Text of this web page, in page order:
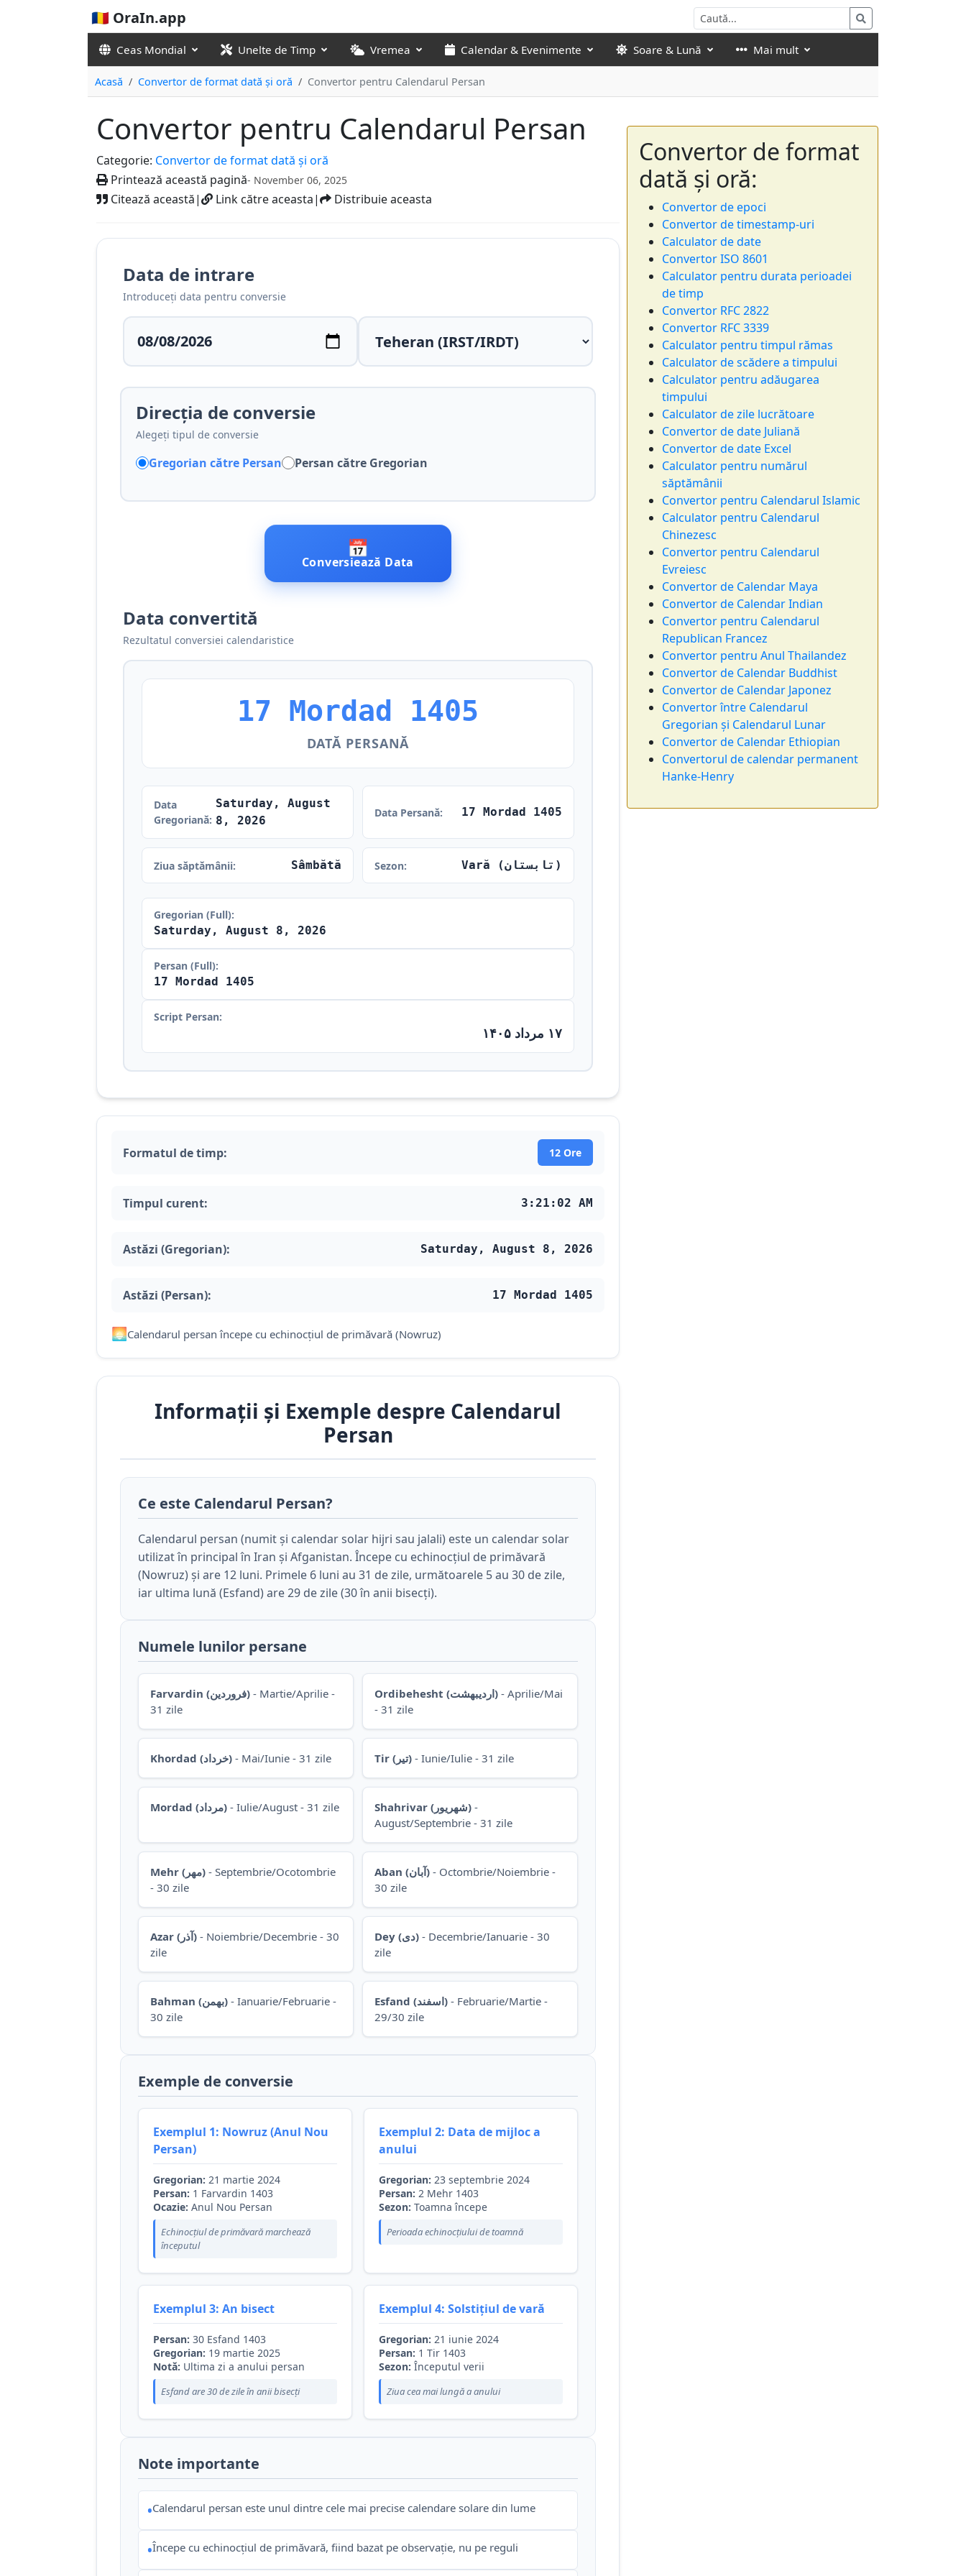
🇷🇴 OraIn.app
Ceas Mondial Unelte de Timp Vremea Calendar & Evenimente Soare & Lună Mai mult
Acasă Convertor de format dată și oră Convertor pentru Calendarul Persan
Convertor pentru Calendarul Persan
Categorie: Convertor de format dată și oră
Printează această pagină- November 06, 2025
Citează această| Link către aceasta| Distribuie aceasta
Data de intrare
Introduceți data pentru conversie
Direcția de conversie
Alegeți tipul de conversie
Gregorian către Persan Persan către Gregorian
📅
Conversiează Data
Data convertită
Rezultatul conversiei calendaristice
17 Mordad 1405
DATĂ PERSANĂ
Data
Gregoriană:
Saturday, August
8, 2026
Data Persană: 17 Mordad 1405
Ziua săptămânii: Sâmbătă Sezon: Vară (تابستان)
Gregorian (Full):
Saturday, August 8, 2026
Persan (Full):
17 Mordad 1405
Script Persan:
۱۷ مرداد ۱۴۰۵
Formatul de timp: 12 Ore
Timpul curent: 3:21:03 AM
Astăzi (Gregorian): Saturday, August 8, 2026
Astăzi (Persan): 17 Mordad 1405
🌅Calendarul persan începe cu echinocțiul de primăvară (Nowruz)
Informații și Exemple despre Calendarul
Persan
Ce este Calendarul Persan?
Calendarul persan (numit și calendar solar hijri sau jalali) este un calendar solar
utilizat în principal în Iran și Afganistan. Începe cu echinocțiul de primăvară
(Nowruz) și are 12 luni. Primele 6 luni au 31 de zile, următoarele 5 au 30 de zile,
iar ultima lună (Esfand) are 29 de zile (30 în anii bisecți).
Numele lunilor persane
Farvardin (فروردین) - Martie/Aprilie -
31 zile
Ordibehesht (اردیبهشت) - Aprilie/Mai
- 31 zile
Khordad (خرداد) - Mai/Iunie - 31 zile Tir (تیر) - Iunie/Iulie - 31 zile
Mordad (مرداد) - Iulie/August - 31 zile Shahrivar (شهریور) -
August/Septembrie - 31 zile
Mehr (مهر) - Septembrie/Ocotombrie
- 30 zile
Aban (آبان) - Octombrie/Noiembrie -
30 zile
Azar (آذر) - Noiembrie/Decembrie - 30
zile
Dey (دی) - Decembrie/Ianuarie - 30
zile
Bahman (بهمن) - Ianuarie/Februarie -
30 zile
Esfand (اسفند) - Februarie/Martie -
29/30 zile
Exemple de conversie
Exemplul 1: Nowruz (Anul Nou
Persan)
Gregorian: 21 martie 2024
Persan: 1 Farvardin 1403
Ocazie: Anul Nou Persan
Echinocțiul de primăvară marchează
începutul
Exemplul 2: Data de mijloc a
anului
Gregorian: 23 septembrie 2024
Persan: 2 Mehr 1403
Sezon: Toamna începe
Perioada echinocțiului de toamnă
Exemplul 3: An bisect
Persan: 30 Esfand 1403
Gregorian: 19 martie 2025
Notă: Ultima zi a anului persan
Esfand are 30 de zile în anii bisecți
Exemplul 4: Solstițiul de vară
Gregorian: 21 iunie 2024
Persan: 1 Tir 1403
Sezon: Începutul verii
Ziua cea mai lungă a anului
Note importante
•Calendarul persan este unul dintre cele mai precise calendare solare din lume
•Începe cu echinocțiul de primăvară, fiind bazat pe observație, nu pe reguli
Convertor de format
dată și oră:
Convertor de epoci
Convertor de timestamp-uri
Calculator de date
Convertor ISO 8601
Calculator pentru durata perioadei
de timp
Convertor RFC 2822
Convertor RFC 3339
Calculator pentru timpul rămas
Calculator de scădere a timpului
Calculator pentru adăugarea
timpului
Calculator de zile lucrătoare
Convertor de date Juliană
Convertor de date Excel
Calculator pentru numărul
săptămânii
Convertor pentru Calendarul Islamic
Calculator pentru Calendarul
Chinezesc
Convertor pentru Calendarul
Evreiesc
Convertor de Calendar Maya
Convertor de Calendar Indian
Convertor pentru Calendarul
Republican Francez
Convertor pentru Anul Thailandez
Convertor de Calendar Buddhist
Convertor de Calendar Japonez
Convertor între Calendarul
Gregorian și Calendarul Lunar
Convertor de Calendar Ethiopian
Convertorul de calendar permanent
Hanke-Henry